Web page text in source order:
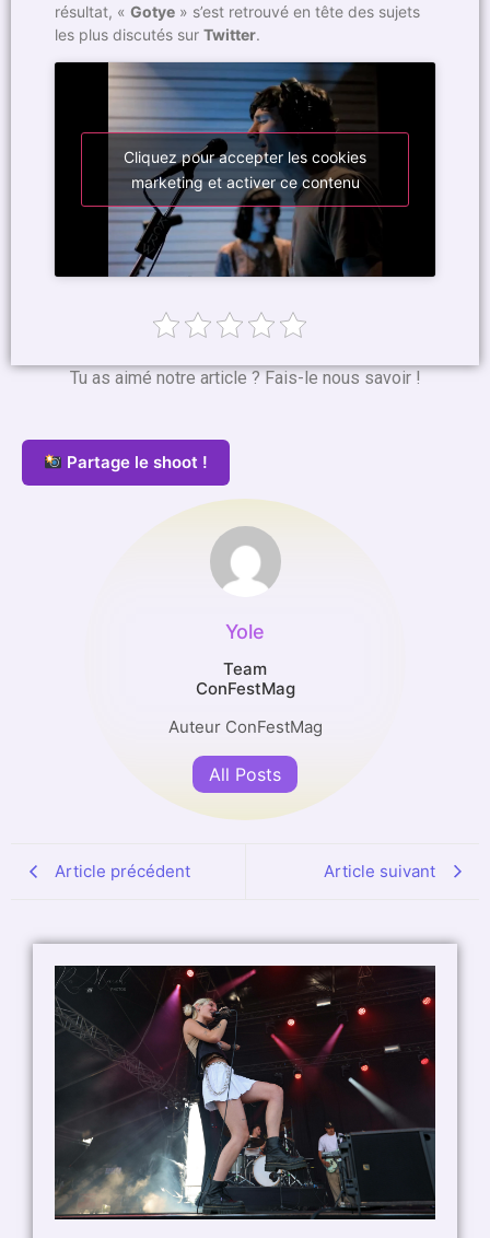
résultat, « Gotye » s’est retrouvé en tête des sujets
les plus discutés sur Twitter.
Cliquez pour accepter les cookies
marketing et activer ce contenu
Tu as aimé notre article ? Fais-le nous savoir !
Partage le shoot !
Yole
Team
ConFestMag
Auteur ConFestMag
All Posts
Article précédent Article suivant